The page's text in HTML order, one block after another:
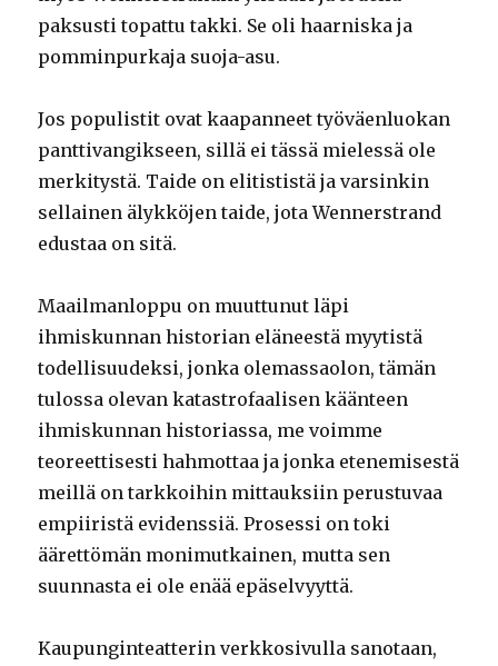
paksusti topattu takki. Se oli haarniska ja
pomminpurkaja suoja-asu.
Jos populistit ovat kaapanneet työväenluokan
panttivangikseen, sillä ei tässä mielessä ole
merkitystä. Taide on elitististä ja varsinkin
sellainen älykköjen taide, jota Wennerstrand
edustaa on sitä.
Maailmanloppu on muuttunut läpi
ihmiskunnan historian eläneestä myytistä
todellisuudeksi, jonka olemassaolon, tämän
tulossa olevan katastrofaalisen käänteen
ihmiskunnan historiassa, me voimme
teoreettisesti hahmottaa ja jonka etenemisestä
meillä on tarkkoihin mittauksiin perustuvaa
empiiristä evidenssiä. Prosessi on toki
äärettömän monimutkainen, mutta sen
suunnasta ei ole enää epäselvyyttä.
Kaupunginteatterin verkkosivulla sanotaan,